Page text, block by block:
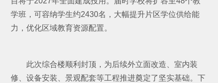
学班，可容纳学生约2430名，大幅提升片区学位供给能
力，优化区域教育资源配置。
此次综合楼顺利封顶，为后续外立面改造、室内装
修、设备安装、景观配套等工程推进奠定了坚实基础。下